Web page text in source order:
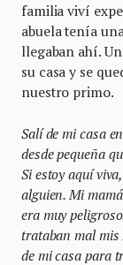
familia viví
abuela tenía
llegaban ahí.
su casa y se
nuestro primo.
Salí de mi casa
desde pequeña
Si estoy aquí
alguien. Mi
era muy
trataban mal mis
de mi casa para